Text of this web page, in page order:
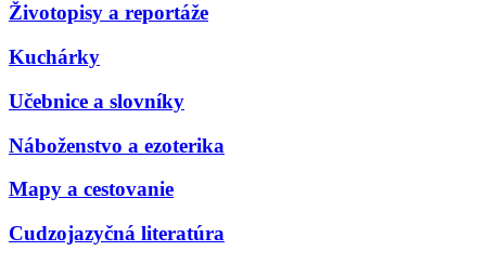
Životopisy a reportáže
Kuchárky
Učebnice a slovníky
Náboženstvo a ezoterika
Mapy a cestovanie
Cudzojazyčná literatúra